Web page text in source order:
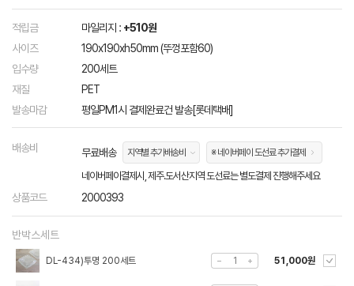
적립금 마일리지 : +510원
사이즈
190x190xh50mm (뚜껑포함60)
입수량
200세트
재질
PET
발송마감
평일PM1시 결제완료건 발송[롯데택배]
배송비 무료배송 지역별 추가배송비 ※ 네이버페이 도선료 추가결제
네이버페이결제시, 제주.도서산지역 도선료는 별도결제 진행해주세요
상품코드 2000393
반박스세트
DL-434)투명 200세트 51,000원